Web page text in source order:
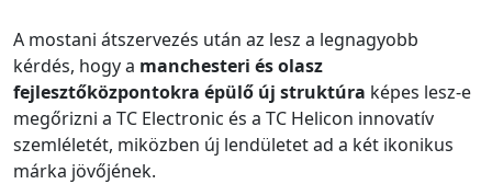
A mostani átszervezés után az lesz a legnagyobb
kérdés, hogy a manchesteri és olasz
fejlesztőközpontokra épülő új struktúra képes lesz-e
megőrizni a TC Electronic és a TC Helicon innovatív
szemléletét, miközben új lendületet ad a két ikonikus
márka jövőjének.